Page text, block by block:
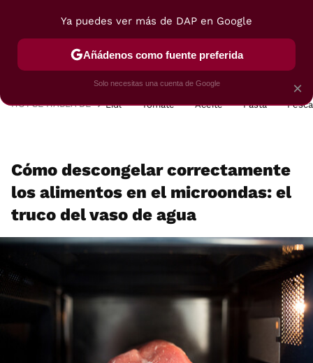
POSTRES VIAJES SELECCIÓN VEGUI
HOY SE HABLA DE Lidl Tomate Aceite Pasta
Cómo descongelar correctamente
los alimentos en el microondas: el
truco del vaso de agua
×
Ya puedes ver más de DAP en Google
Añádenos como fuente preferida
Solo necesitas una cuenta de Google